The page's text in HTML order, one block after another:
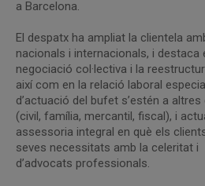
a Barcelona.
El despatx ha ampliat la clientela
nacionals i internacionals, i destaca
negociació col·lectiva i la
així com en la relació laboral
d’actuació del bufet s’estén a
(civil, família, mercantil, fiscal), i
assessoria integral en què els
seves necessitats amb la celeritat i
d’advocats professionals.